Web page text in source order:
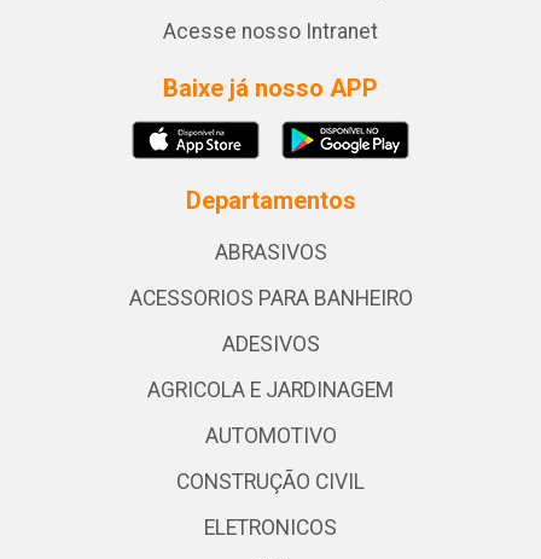
Acesse nosso Intranet
Baixe já nosso APP
Departamentos
ABRASIVOS
ACESSORIOS PARA BANHEIRO
ADESIVOS
AGRICOLA E JARDINAGEM
AUTOMOTIVO
CONSTRUÇÃO CIVIL
ELETRONICOS